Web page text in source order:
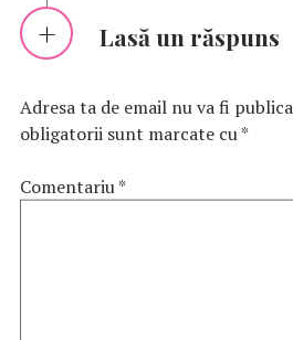
Lasă un răspuns
Adresa ta de email nu va fi
obligatorii sunt marcate cu*
Comentariu*